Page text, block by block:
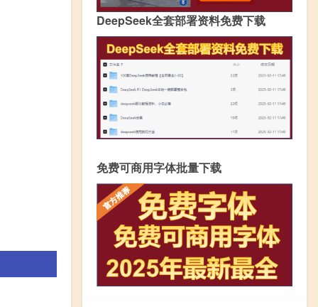
DeepSeek全套部署资料免费下载
免费可商用字体批量下载